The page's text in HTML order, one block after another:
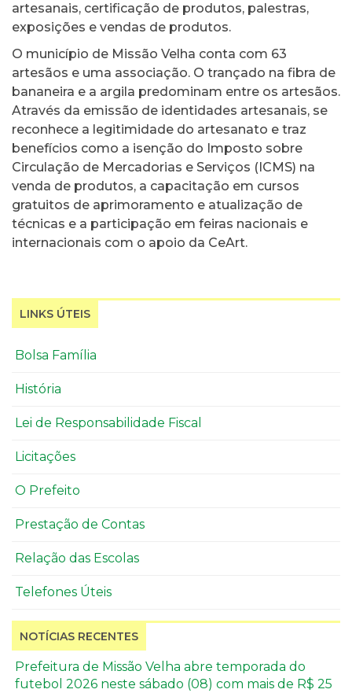
artesanais, certificação de produtos, palestras,
exposições e vendas de produtos.
O município de Missão Velha conta com 63
artesãos e uma associação. O trançado na fibra de
bananeira e a argila predominam entre os artesãos.
Através da emissão de identidades artesanais, se
reconhece a legitimidade do artesanato e traz
benefícios como a isenção do Imposto sobre
Circulação de Mercadorias e Serviços (ICMS) na
venda de produtos, a capacitação em cursos
gratuitos de aprimoramento e atualização de
técnicas e a participação em feiras nacionais e
internacionais com o apoio da CeArt.
LINKS ÚTEIS
Bolsa Família
História
Lei de Responsabilidade Fiscal
Licitações
O Prefeito
Prestação de Contas
Relação das Escolas
Telefones Úteis
NOTÍCIAS RECENTES
Prefeitura de Missão Velha abre temporada do
futebol 2026 neste sábado (08) com mais de R$ 25